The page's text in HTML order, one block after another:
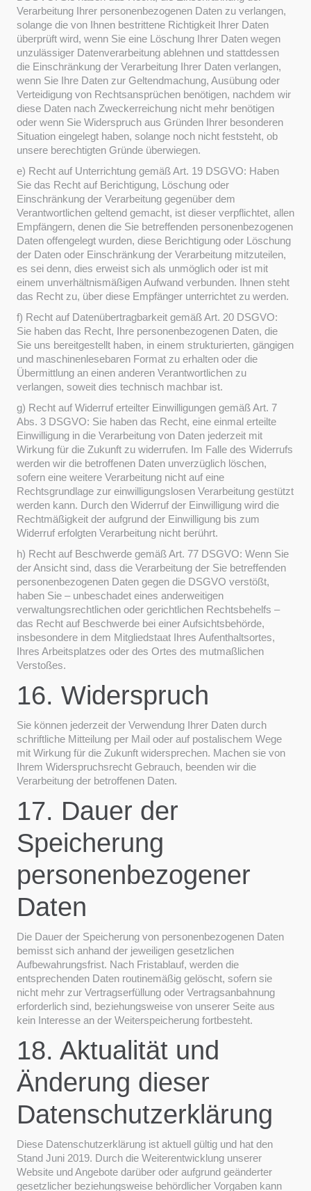
Verarbeitung Ihrer personenbezogenen Daten zu verlangen,
solange die von Ihnen bestrittene Richtigkeit Ihrer Daten
überprüft wird, wenn Sie eine Löschung Ihrer Daten wegen
unzulässiger Datenverarbeitung ablehnen und stattdessen
die Einschränkung der Verarbeitung Ihrer Daten verlangen,
wenn Sie Ihre Daten zur Geltendmachung, Ausübung oder
Verteidigung von Rechtsansprüchen benötigen, nachdem wir
diese Daten nach Zweckerreichung nicht mehr benötigen
oder wenn Sie Widerspruch aus Gründen Ihrer besonderen
Situation eingelegt haben, solange noch nicht feststeht, ob
unsere berechtigten Gründe überwiegen.
e) Recht auf Unterrichtung gemäß Art. 19 DSGVO: Haben
Sie das Recht auf Berichtigung, Löschung oder
Einschränkung der Verarbeitung gegenüber dem
Verantwortlichen geltend gemacht, ist dieser verpflichtet, allen
Empfängern, denen die Sie betreffenden personenbezogenen
Daten offengelegt wurden, diese Berichtigung oder Löschung
der Daten oder Einschränkung der Verarbeitung mitzuteilen,
es sei denn, dies erweist sich als unmöglich oder ist mit
einem unverhältnismäßigen Aufwand verbunden. Ihnen steht
das Recht zu, über diese Empfänger unterrichtet zu werden.
f) Recht auf Datenübertragbarkeit gemäß Art. 20 DSGVO:
Sie haben das Recht, Ihre personenbezogenen Daten, die
Sie uns bereitgestellt haben, in einem strukturierten, gängigen
und maschinenlesebaren Format zu erhalten oder die
Übermittlung an einen anderen Verantwortlichen zu
verlangen, soweit dies technisch machbar ist.
g) Recht auf Widerruf erteilter Einwilligungen gemäß Art. 7
Abs. 3 DSGVO: Sie haben das Recht, eine einmal erteilte
Einwilligung in die Verarbeitung von Daten jederzeit mit
Wirkung für die Zukunft zu widerrufen. Im Falle des Widerrufs
werden wir die betroffenen Daten unverzüglich löschen,
sofern eine weitere Verarbeitung nicht auf eine
Rechtsgrundlage zur einwilligungslosen Verarbeitung gestützt
werden kann. Durch den Widerruf der Einwilligung wird die
Rechtmäßigkeit der aufgrund der Einwilligung bis zum
Widerruf erfolgten Verarbeitung nicht berührt.
h) Recht auf Beschwerde gemäß Art. 77 DSGVO: Wenn Sie
der Ansicht sind, dass die Verarbeitung der Sie betreffenden
personenbezogenen Daten gegen die DSGVO verstößt,
haben Sie – unbeschadet eines anderweitigen
verwaltungsrechtlichen oder gerichtlichen Rechtsbehelfs –
das Recht auf Beschwerde bei einer Aufsichtsbehörde,
insbesondere in dem Mitgliedstaat Ihres Aufenthaltsortes,
Ihres Arbeitsplatzes oder des Ortes des mutmaßlichen
Verstoßes.
16. Widerspruch
Sie können jederzeit der Verwendung Ihrer Daten durch
schriftliche Mitteilung per Mail oder auf postalischem Wege
mit Wirkung für die Zukunft widersprechen. Machen sie von
Ihrem Widerspruchsrecht Gebrauch, beenden wir die
Verarbeitung der betroffenen Daten.
17. Dauer der
Speicherung
personenbezogener
Daten
Die Dauer der Speicherung von personenbezogenen Daten
bemisst sich anhand der jeweiligen gesetzlichen
Aufbewahrungsfrist. Nach Fristablauf, werden die
entsprechenden Daten routinemäßig gelöscht, sofern sie
nicht mehr zur Vertragserfüllung oder Vertragsanbahnung
erforderlich sind, beziehungsweise von unserer Seite aus
kein Interesse an der Weiterspeicherung fortbesteht.
18. Aktualität und
Änderung dieser
Datenschutzerklärung
Diese Datenschutzerklärung ist aktuell gültig und hat den
Stand Juni 2019. Durch die Weiterentwicklung unserer
Website und Angebote darüber oder aufgrund geänderter
gesetzlicher beziehungsweise behördlicher Vorgaben kann